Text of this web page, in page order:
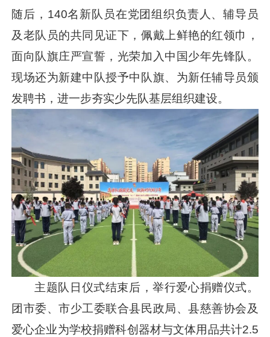
随后，140名新队员在党团组织负责人、辅导员
及老队员的共同见证下，佩戴上鲜艳的红领巾，
面向队旗庄严宣誓，光荣加入中国少年先锋队。
现场还为新建中队授予中队旗、为新任辅导员颁
发聘书，进一步夯实少先队基层组织建设。
主题队日仪式结束后，举行爱心捐赠仪式。
团市委、市少工委联合县民政局、县慈善协会及
爱心企业为学校捐赠科创器材与文体用品共计2.5